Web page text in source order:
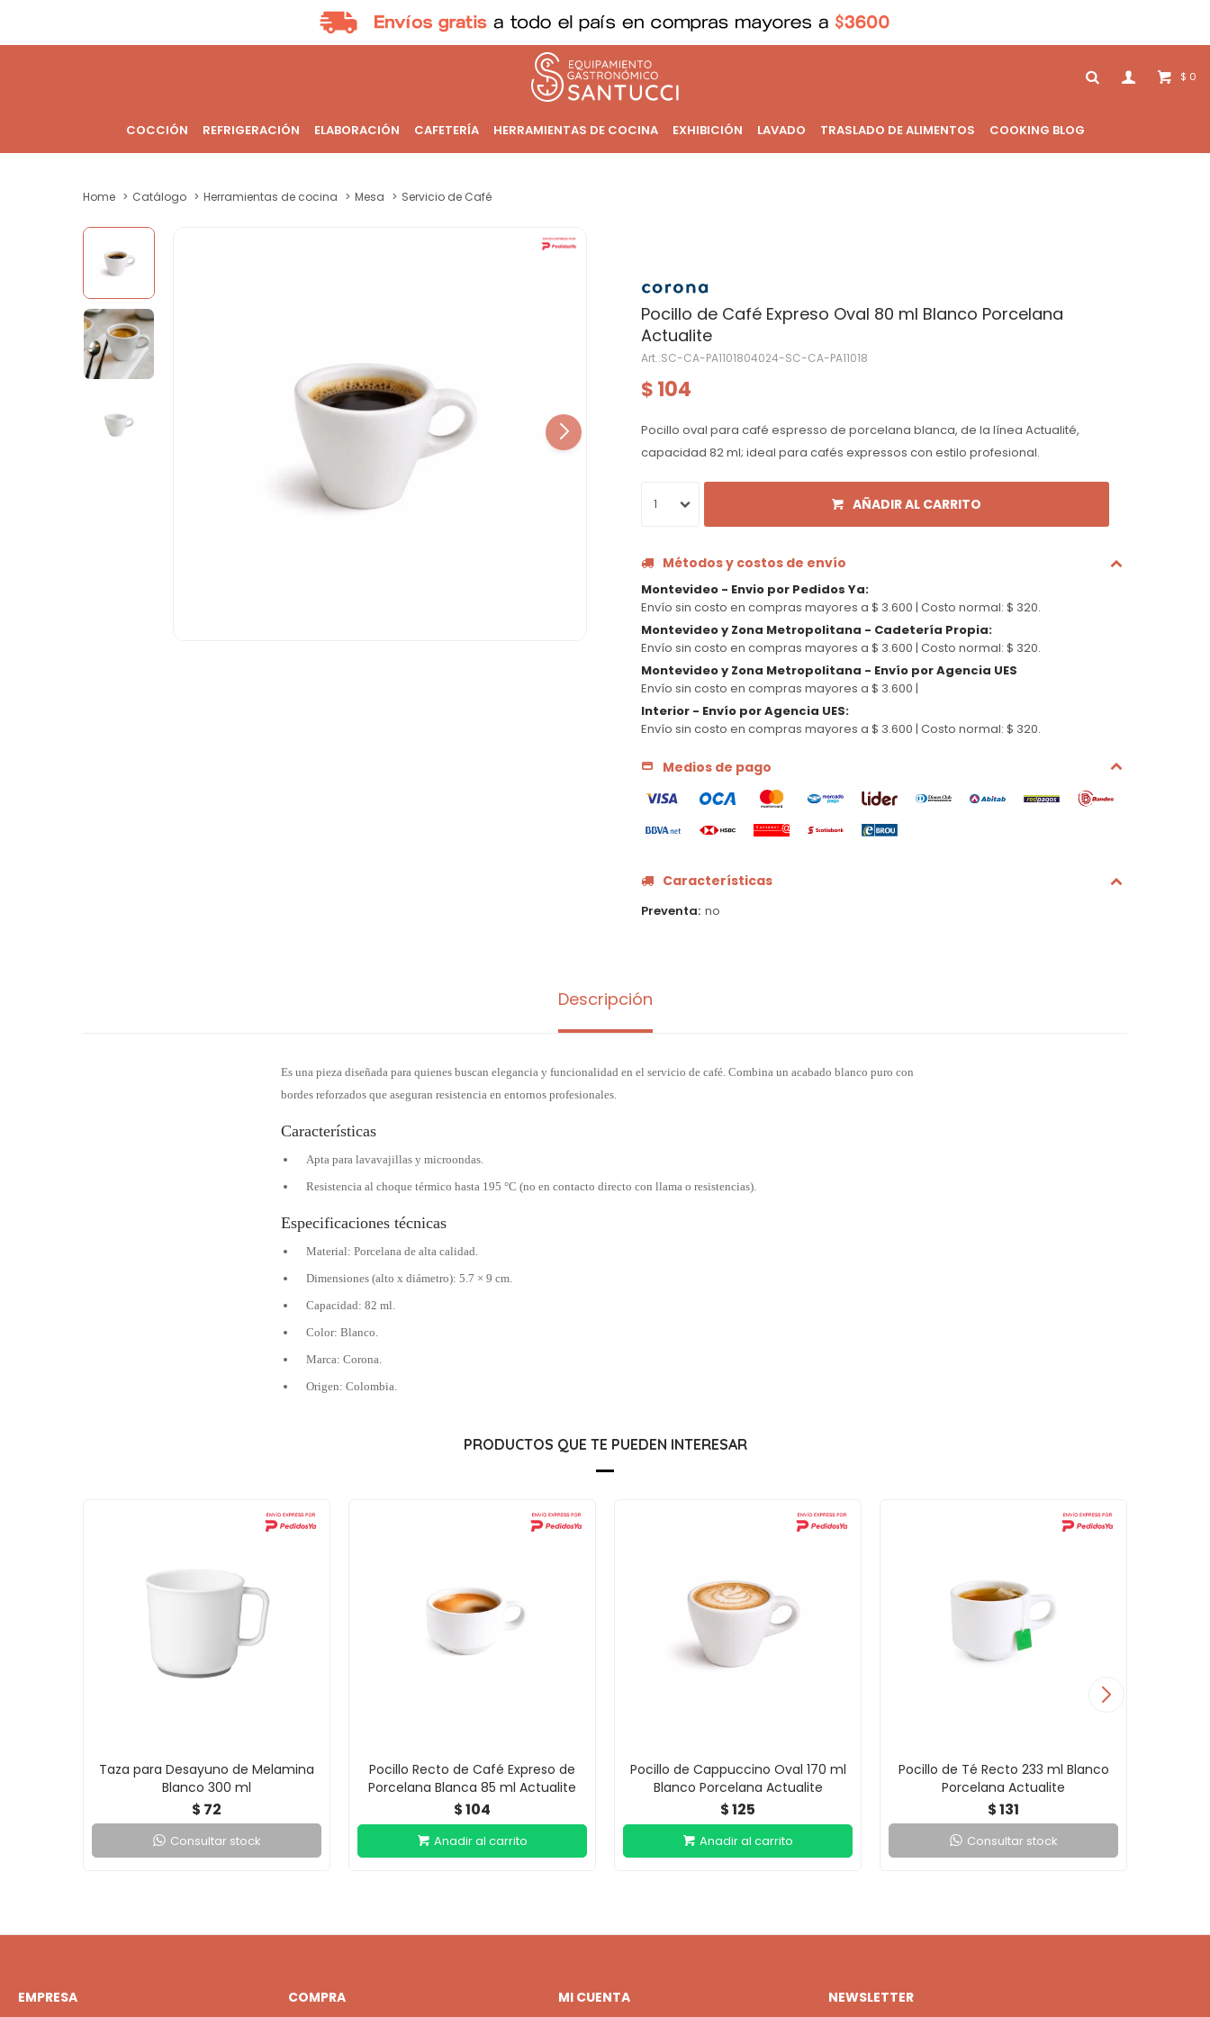
COCCIÓN REFRIGERACIÓN ELABORACIÓN CAFETERÍA HERRAMIENTAS DE COCINA EXHIBICIÓN LAVADO TRASLADO DE ALIMENTOS COOKING BLOG
$ 0
Home Catálogo Herramientas de cocina Mesa Servicio de Café
Pocillo de Café Expreso Oval 80 ml Blanco Porcelana
Actualite
SC-CA-PA1101804024-SC-CA-PA11018
$ 104
Pocillo oval para café espresso de porcelana blanca, de la línea Actualité,
capacidad 82 ml; ideal para cafés expressos con estilo profesional.
1 AÑADIR AL CARRITO
Métodos y costos de envío
Montevideo - Envio por Pedidos Ya:
Envío sin costo en compras mayores a $ 3.600 | Costo normal: $ 320.
Montevideo y Zona Metropolitana - Cadetería Propia:
Envío sin costo en compras mayores a $ 3.600 | Costo normal: $ 320.
Montevideo y Zona Metropolitana - Envío por Agencia UES
Envío sin costo en compras mayores a $ 3.600 |
Interior - Envío por Agencia UES:
Envío sin costo en compras mayores a $ 3.600 | Costo normal: $ 320.
Medios de pago
Características
Preventa no
Descripción
Es una pieza diseñada para quienes buscan elegancia y funcionalidad en el servicio de café. Combina un acabado blanco puro con
bordes reforzados que aseguran resistencia en entornos profesionales.
Características
Apta para lavavajillas y microondas.
Resistencia al choque térmico hasta 195 °C (no en contacto directo con llama o resistencias).
Especificaciones técnicas
Material: Porcelana de alta calidad.
Dimensiones (alto x diámetro): 5.7 × 9 cm.
Capacidad: 82 ml.
Color: Blanco.
Marca: Corona.
Origen: Colombia.
PRODUCTOS QUE TE PUEDEN INTERESAR
Taza para Desayuno de Melamina
Blanco 300 ml
$ 72
Consultar stock
Pocillo Recto de Café Expreso de
Porcelana Blanca 85 ml Actualite
$104
Pocillo de Cappuccino Oval 170 ml
Blanco Porcelana Actualite
$125
Pocillo de Té Recto 233 ml Blanco
Porcelana Actualite
$131
Consultar stock
EMPRESA COMPRA MI CUENTA NEWSLETTER